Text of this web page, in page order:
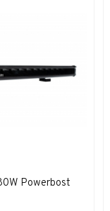
Powerbost